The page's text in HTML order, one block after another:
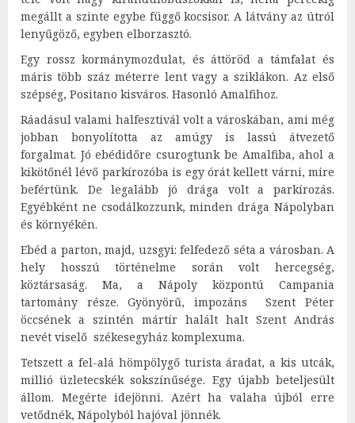
megállt a szinte egybe függő kocsisor. A látvány az útról
lenyűgöző, egyben elborzasztó.
Egy rossz kormánymozdulat, és áttöröd a támfalat és
máris több száz méterre lent vagy a sziklákon. Az első
szépség, Positano kisváros. Hasonló Amalfihoz.
Ráadásul valami halfesztivál volt a városkában, ami még
jobban bonyolította az amúgy is lassú átvezető
forgalmat. Jó ebédidőre csurogtunk be Amalfiba, ahol a
kikötőnél lévő parkírozóba is egy órát kellett várni, mire
befértünk. De legalább jó drága volt a parkírozás.
Egyébként ne csodálkozzunk, minden drága Nápolyban
és környékén.
Ebéd a parton, majd, uzsgyi: felfedező séta a városban. A
hely hosszú történelme során volt hercegség,
köztársaság. Ma, a Nápoly központú Campania
tartomány része. Gyönyörű, impozáns Szent Péter
öccsének a szintén mártír halált halt Szent András
nevét viselő székesegyház komplexuma.
Tetszett a fel-alá hömpölygő turista áradat, a kis utcák,
millió üzletecskék sokszínűsége. Egy újabb beteljesült
állom. Megérte idejönni. Azért ha valaha újból erre
vetődnék, Nápolyból hajóval jönnék.